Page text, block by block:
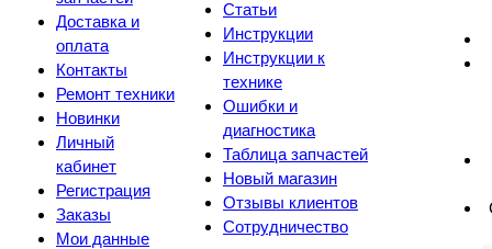
Доставка и
оплата
Контакты
Ремонт техники
Новинки
Личный
кабинет
Регистрация
Заказы
Мои данные
Статьи
Инструкции
Инструкции к
технике
Ошибки и
диагностика
Таблица запчастей
Новый магазин
Отзывы клиентов
Сотрудничество